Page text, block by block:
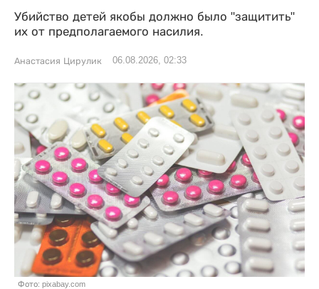
Убийство детей якобы должно было "защитить"
их от предполагаемого насилия.
Анастасия Цирулик 06.08.2026, 02:33
Фото: pixabay.com